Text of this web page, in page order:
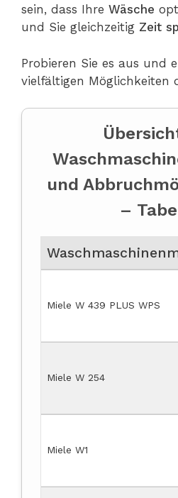
sein, dass Ihre Wäsche
und Sie gleichzeitig Zeit
Probieren Sie es aus und
vielfältigen Möglichkeiten
und
–
Miele W 439 PLUS WPS
Miele W 254
Miele W1